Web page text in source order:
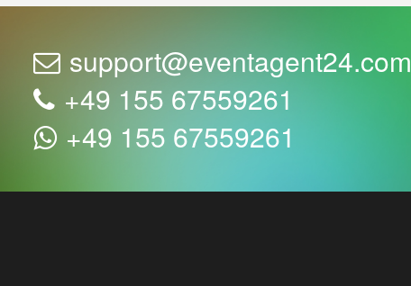
support@eventagent24.com
+49 155 67559261
+49 155 67559261